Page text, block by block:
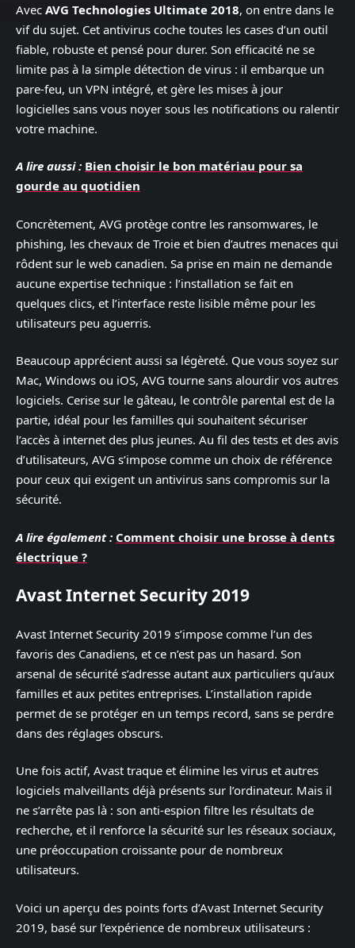
Avec AVG Technologies Ultimate 2018, on entre dans le
vif du sujet. Cet antivirus coche toutes les cases d’un outil
fiable, robuste et pensé pour durer. Son efficacité ne se
limite pas à la simple détection de virus : il embarque un
pare-feu, un VPN intégré, et gère les mises à jour
logicielles sans vous noyer sous les notifications ou ralentir
votre machine.
A lire aussi : Bien choisir le bon matériau pour sa
gourde au quotidien
Concrètement, AVG protège contre les ransomwares, le
phishing, les chevaux de Troie et bien d’autres menaces qui
rôdent sur le web canadien. Sa prise en main ne demande
aucune expertise technique : l’installation se fait en
quelques clics, et l’interface reste lisible même pour les
utilisateurs peu aguerris.
Beaucoup apprécient aussi sa légèreté. Que vous soyez sur
Mac, Windows ou iOS, AVG tourne sans alourdir vos autres
logiciels. Cerise sur le gâteau, le contrôle parental est de la
partie, idéal pour les familles qui souhaitent sécuriser
l’accès à internet des plus jeunes. Au fil des tests et des avis
d’utilisateurs, AVG s’impose comme un choix de référence
pour ceux qui exigent un antivirus sans compromis sur la
sécurité.
A lire également : Comment choisir une brosse à dents
électrique ?
Avast Internet Security 2019
Avast Internet Security 2019 s’impose comme l’un des
favoris des Canadiens, et ce n’est pas un hasard. Son
arsenal de sécurité s’adresse autant aux particuliers qu’aux
familles et aux petites entreprises. L’installation rapide
permet de se protéger en un temps record, sans se perdre
dans des réglages obscurs.
Une fois actif, Avast traque et élimine les virus et autres
logiciels malveillants déjà présents sur l’ordinateur. Mais il
ne s’arrête pas là : son anti-espion filtre les résultats de
recherche, et il renforce la sécurité sur les réseaux sociaux,
une préoccupation croissante pour de nombreux
utilisateurs.
Voici un aperçu des points forts d’Avast Internet Security
2019, basé sur l’expérience de nombreux utilisateurs :